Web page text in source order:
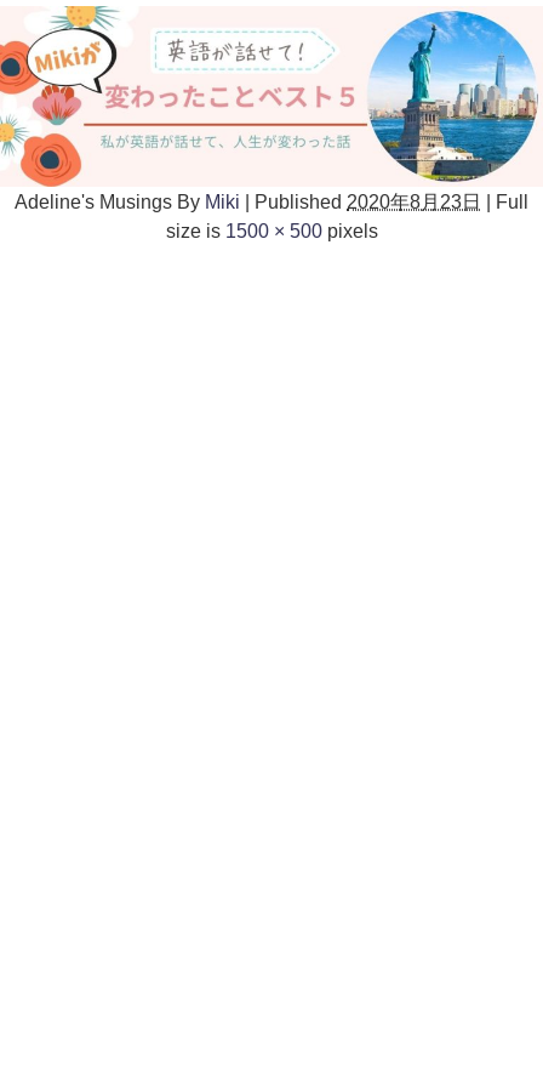
Adeline's Musings By Miki Published 2020年8月23日
Full
size is 1500 × 500pixels